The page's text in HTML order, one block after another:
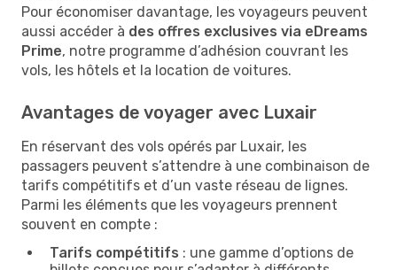
Pour économiser davantage, les voyageurs peuvent
aussi accéder à des offres exclusives via eDreams
Prime, notre programme d’adhésion couvrant les
vols, les hôtels et la location de voitures.
Avantages de voyager avec Luxair
En réservant des vols opérés par Luxair, les
passagers peuvent s’attendre à une combinaison de
tarifs compétitifs et d’un vaste réseau de lignes.
Parmi les éléments que les voyageurs prennent
souvent en compte :
Tarifs compétitifs : une gamme d’options de